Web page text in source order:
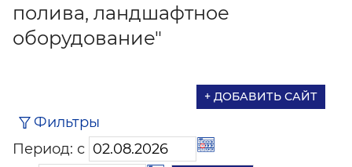
полива, ландшафтное
оборудование"
+ ДОБАВИТЬ САЙТ
Фильтры
Период: с